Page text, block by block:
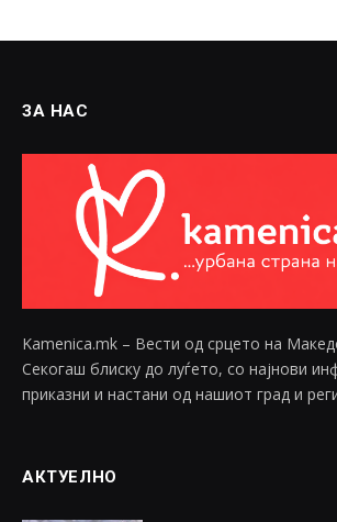
ЗА НАС
Kamenica.mk – Вести од срцето на
Секогаш блиску до луѓето, со најнови
приказни и настани од нашиот град и
АКТУЕЛНО